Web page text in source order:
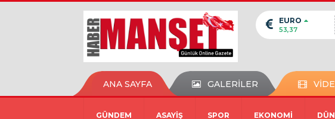
EURO
53,37
ANA SAYFA GALERİLER
GÜNDEM ASAYİŞ SPOR EKONOMİ